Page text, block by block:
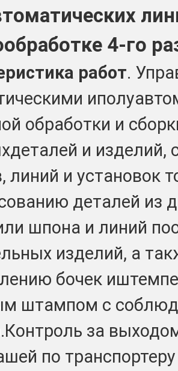
4-го
работ.
обработки и
и изделий,
линий и установок
деталей из
шпона и линий
изделий, а
бочек
штампом с
за
по